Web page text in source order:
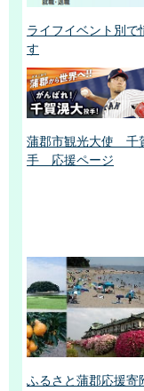
ライフイベント別で
す
蒲郡市観光大使 千
手 応援ページ
ふるさと蒲郡応援寄